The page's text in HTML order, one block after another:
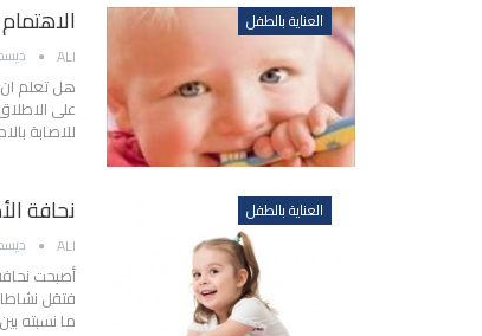
العناية بالطفل
ALI ديسمبر
هل تعلم
على
للاصابة
العناية بالطفل نحافة
ALI ديسمبر
أصبحت
فتقل
ما نسبته بين 15% - 30% من أطفال العالم يعانون من النحافة أو نقص…